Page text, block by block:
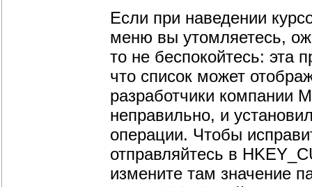
Если при наведении
меню вы утомляетесь,
то не беспокойтесь: эта
что список может
разработчики компании
неправильно, и
операции. Чтобы
отправляйтесь в
измените там значение